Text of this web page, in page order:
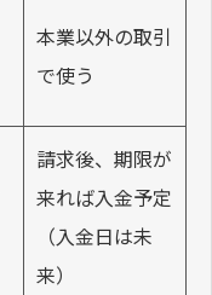
本業以外の取引
で使う
請求後、期限が
来れば入金予定
（入金日は未
来）